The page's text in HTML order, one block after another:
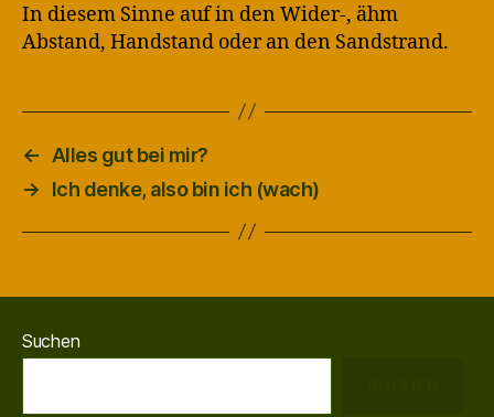
In diesem Sinne auf in den Wider-, ähm
Abstand, Handstand oder an den Sandstrand.
←
Alles gut bei mir?
→
Ich denke, also bin ich (wach)
Suchen